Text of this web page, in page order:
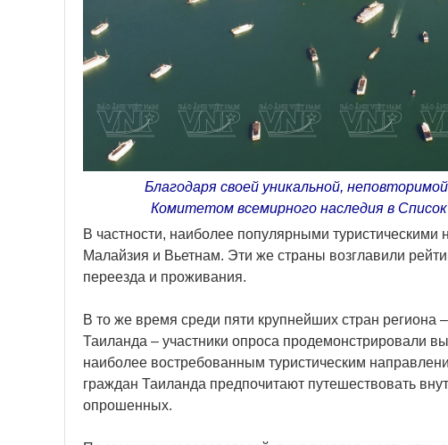
Благодаря своей уникальной,
Комитетом всемирного наследия в
В частности, наиболее популярными
Малайзия и Вьетнам. Эти же страны возглавили
переезда и проживания.
В то же время среди пяти крупнейших стран
Таиланда – участники опроса продемонстрировали
наиболее востребованным туристическим
граждан Таиланда предпочитают путешествовать
опрошенных.